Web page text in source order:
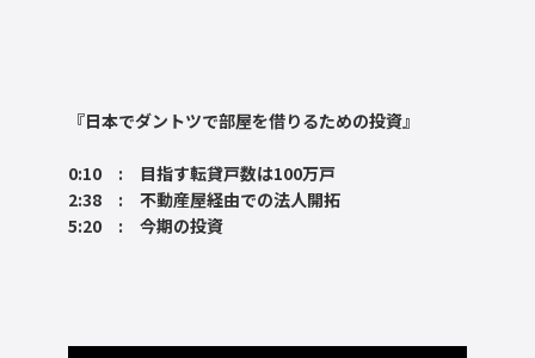
『日本でダントツで部屋を借りるための投資』
0:10 : 目指す転貸戸数は100万戸
2:38 : 不動産屋経由での法人開拓
5:20 : 今期の投資